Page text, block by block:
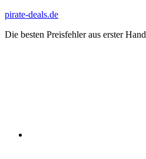
Zum
springen
pirate-deals.de
Die besten Preisfehler aus erster Hand